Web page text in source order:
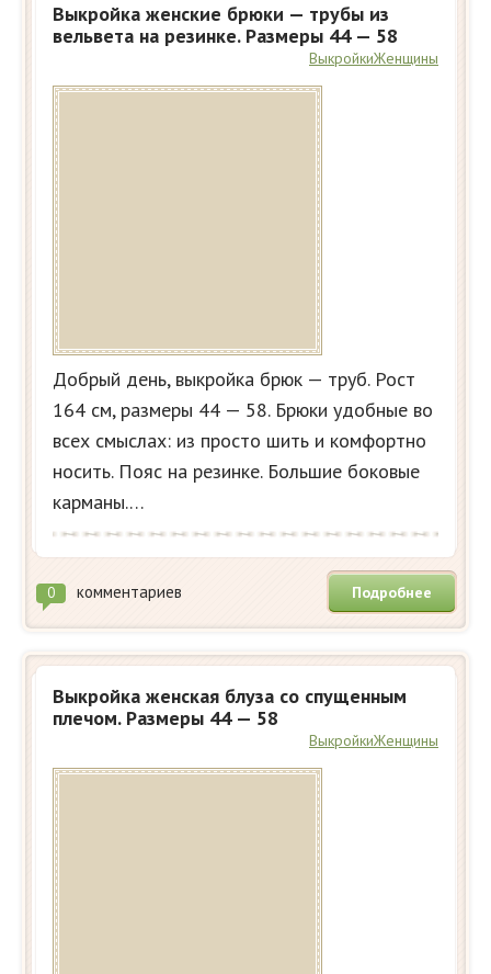
Выкройка женские брюки — трубы из
вельвета на резинке. Размеры 44 — 58
ВыкройкиЖенщины
Добрый день, выкройка брюк — труб. Рост
164 см, размеры 44 — 58. Брюки удобные во
всех смыслах: из просто шить и комфортно
носить. Пояс на резинке. Большие боковые
карманы.…
0 комментариев Подробнее
Выкройка женская блуза со спущенным
плечом. Размеры 44 — 58
ВыкройкиЖенщины